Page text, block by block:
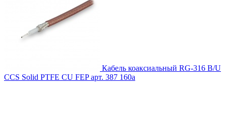
Кабель коаксиальный RG-316 B/U
CCS Solid PTFE CU FEP арт. 387 160a